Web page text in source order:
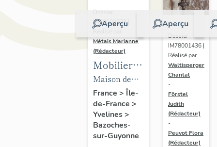
Aperçu
Dossier
IM78002723 |
Métais Marianne
(Rédacteur)
Mobilier
de la
maison
Louis
Carré
Maison de
villégiature
dite maison
Louis Carré
France > Île-
de-France >
Yvelines>
Bazoches-
sur-Guyonne
Aperçu
Dossier
IM78001436 |
Réalisé par
Waltisperger
Chantal
-
Förstel
Judith
(Rédacteur)
-
Peuvot Flora
(Rédacteur)